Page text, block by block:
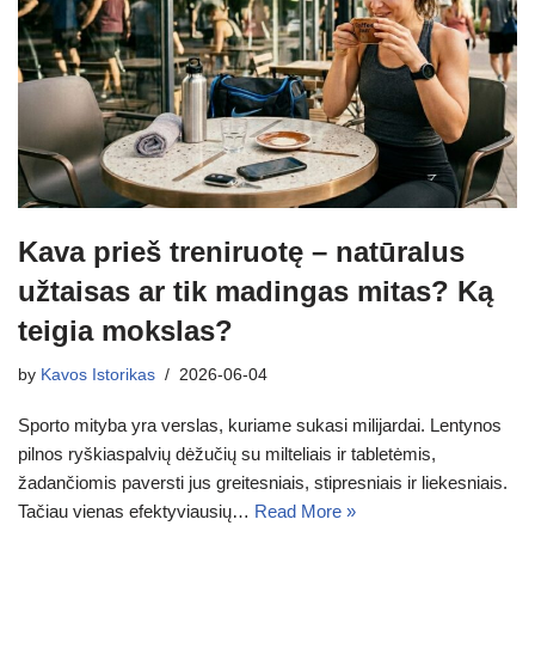
Kava prieš treniruotę – natūralus
užtaisas ar tik madingas mitas? Ką
teigia mokslas?
by Kavos Istorikas 2026-06-04
Sporto mityba yra verslas, kuriame sukasi milijardai. Lentynos
pilnos ryškiaspalvių dėžučių su milteliais ir tabletėmis,
žadančiomis paversti jus greitesniais, stipresniais ir liekesniais.
Tačiau vienas efektyviausių… Read More »